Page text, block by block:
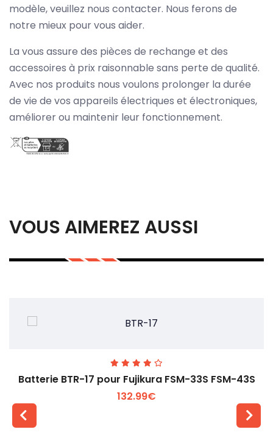
modèle, veuillez nous contacter. Nous ferons de
notre mieux pour vous aider.
La vous assure des pièces de rechange et des
accessoires à prix raisonnable sans perte de qualité.
Avec nos produits nous voulons prolonger la durée
de vie de vos appareils électriques et électroniques,
améliorer ou maintenir leur fonctionnement.
VOUS AIMEREZ AUSSI
Batterie BTR-17 pour Fujikura FSM-33S FSM-43S
132.99€